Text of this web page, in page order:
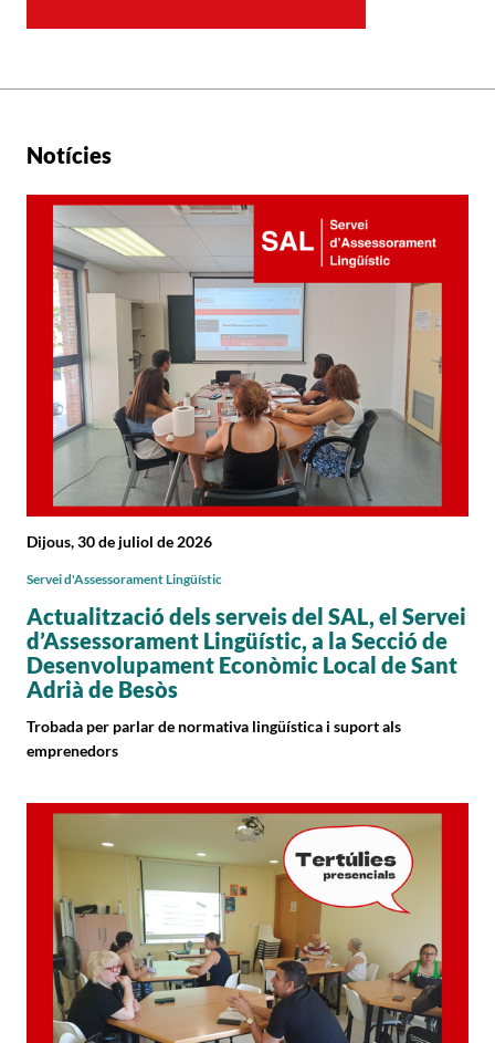
Notícies
Actualització dels serveis del SAL, el Servei
d’Assessorament Lingüístic, a la Secció de
Desenvolupament Econòmic Local de Sant
Adrià de Besòs
Dijous, 30 de juliol de 2026
Servei d'Assessorament Lingüístic
Trobada per parlar de normativa lingüística i suport als
emprenedors